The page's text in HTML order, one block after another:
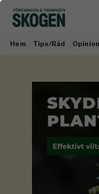
Hem Tips/Råd Opinion